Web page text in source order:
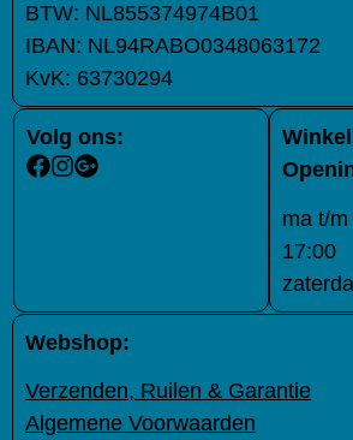
BTW: NL855374974B01
IBAN: NL94RABO0348063172
KvK: 63730294
Winkel
ma t/
17:00
Volg ons:
Webshop:
Verzenden, Ruilen & Garantie
Algemene Voorwaarden